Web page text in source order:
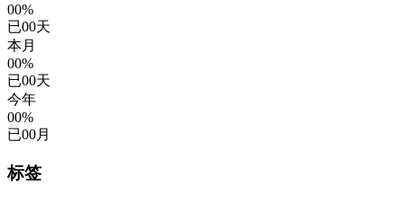
00%
已00天
本月
00%
已00天
今年
00%
已00月
标签